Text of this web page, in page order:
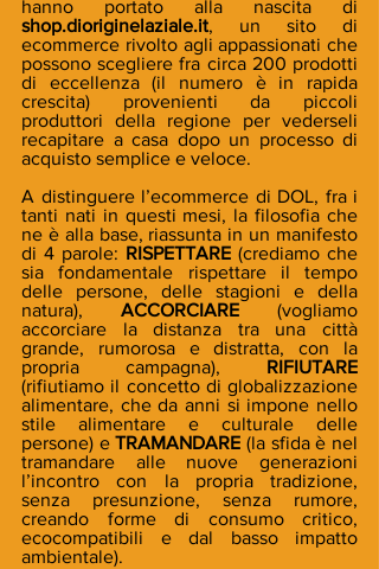
shop.dioriginelaziale.it, un sito di
ecommerce rivolto agli appassionati che
possono scegliere fra circa 200 prodotti
di eccellenza (il numero è in rapida
crescita) provenienti da piccoli
produttori della regione per vederseli
recapitare a casa dopo un processo di
acquisto semplice e veloce.
A distinguere l’ecommerce di DOL, fra i
tanti nati in questi mesi, la filosofia che
ne è alla base, riassunta in un manifesto
di 4 parole: RISPETTARE (crediamo che
sia fondamentale rispettare il tempo
delle persone, delle stagioni e della
natura), ACCORCIARE (vogliamo
accorciare la distanza tra una città
grande, rumorosa e distratta, con la
propria campagna), RIFIUTARE
(rifiutiamo il concetto di globalizzazione
alimentare, che da anni si impone nello
stile alimentare e culturale delle
persone) e TRAMANDARE (la sfida è nel
tramandare alle nuove generazioni
l’incontro con la propria tradizione,
senza presunzione, senza rumore,
creando forme di consumo critico,
ecocompatibili e dal basso impatto
ambientale).